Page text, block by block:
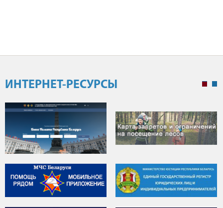
ИНТЕРНЕТ-РЕСУРСЫ